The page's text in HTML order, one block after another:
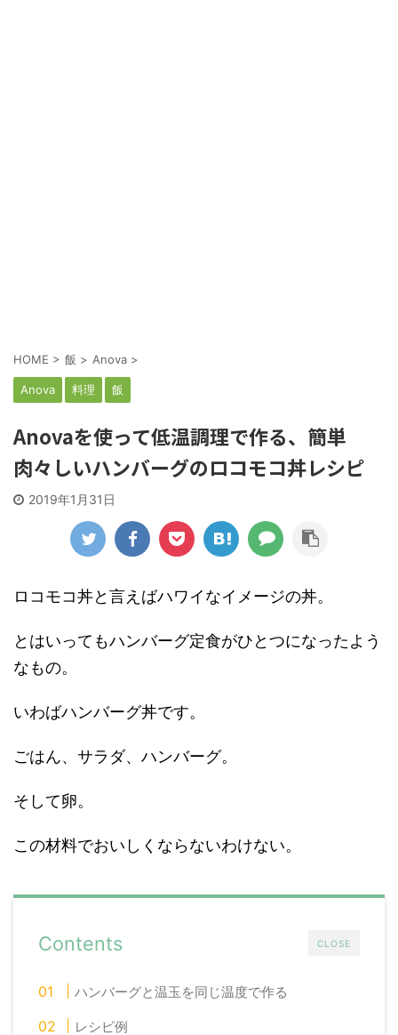
HOME > 飯 > Anova >
Anova 料理 飯
Anovaを使って低温調理で作る、簡単
肉々しいハンバーグのロコモコ丼レシピ
2019年1月31日
ロコモコ丼と言えばハワイなイメージの丼。
とはいってもハンバーグ定食がひとつになったよう
なもの。
いわばハンバーグ丼です。
ごはん、サラダ、ハンバーグ。
そして卵。
この材料でおいしくならないわけない。
CLOSE
Contents
ハンバーグと温玉を同じ温度で作る
レシピ例